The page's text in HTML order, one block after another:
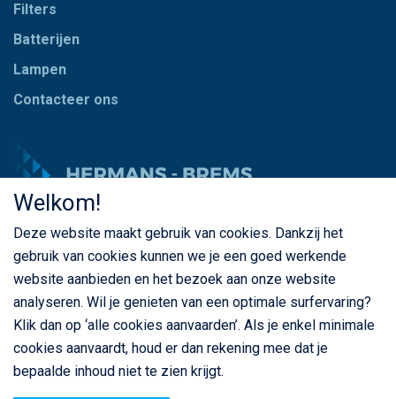
Filters
Batterijen
Lampen
Contacteer ons
© Copyright Hermans - Brems 2026. Alle rechten
voorbehouden
Privacybeleid
Algemene voorwaarden
Welkom!
Deze website maakt gebruik van cookies. Dankzij het
gebruik van cookies kunnen we je een goed werkende
website aanbieden en het bezoek aan onze website
analyseren. Wil je genieten van een optimale surfervaring?
Klik dan op ‘alle cookies aanvaarden’. Als je enkel minimale
cookies aanvaardt, houd er dan rekening mee dat je
bepaalde inhoud niet te zien krijgt.